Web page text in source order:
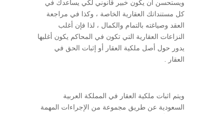
ويستحسن أن يكون خبير قانوني لكي يساعدك في
كل مستنداتك العقارية الخاصة ، وكذا في مراجعة
العقد وصياغته بالتمام والكمال ، لذا فإن أغلب
النزاعات العقارية التي تكون في المحاكم يكون أغلبها
يدور حول أصل ملكية العقار أو إثبات الحق في
العقار .
ويتم اثبات ملكية العقار في المملكة العربية
السعودية عن طريق مجموعة من الإجراءات المهمة